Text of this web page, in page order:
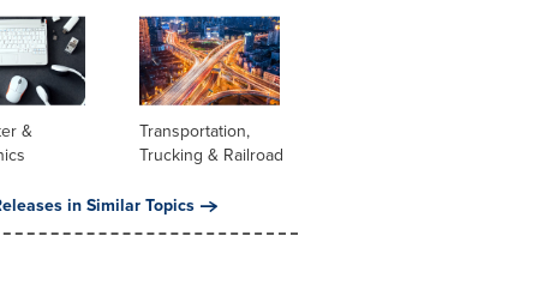
&
Transportation,
Trucking & Railroad
in Similar Topics